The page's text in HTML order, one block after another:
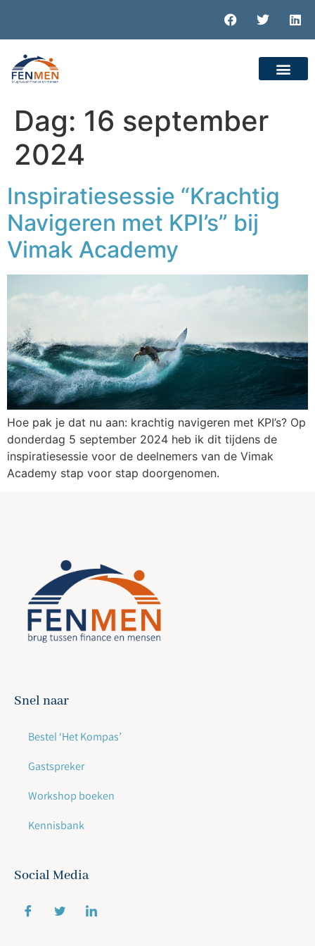
Dag: 16 september
2024
Inspiratiesessie “Krachtig
Navigeren met KPI’s” bij
Vimak Academy
Hoe pak je dat nu aan: krachtig navigeren met KPI’s? Op
donderdag 5 september 2024 heb ik dit tijdens de
inspiratiesessie voor de deelnemers van de Vimak
Academy stap voor stap doorgenomen.
Snel naar
Bestel ‘Het Kompas’
Gastspreker
Workshop boeken
Kennisbank
Social Media